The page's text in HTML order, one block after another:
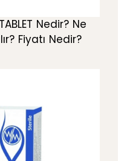
Nedir? Ne
Fiyatı Nedir?